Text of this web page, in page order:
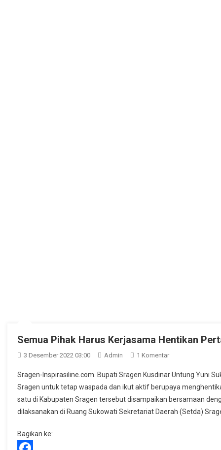
Semua Pihak Harus Kerjasama Hentikan
3 Desember 2022 03:00 Admin 1 KomentarPada
Pihak
Harus
Kerjasama
Hentikan
Sragen-Inspirasiline.com. Bupati Sragen Kusdinar Untung Yuni
Sragen untuk tetap waspada dan ikut aktif berupaya
satu di Kabupaten Sragen tersebut disampaikan bersamaan
dilaksanakan di Ruang Sukowati Sekretariat Daerah (Setda)
Bagikan ke: